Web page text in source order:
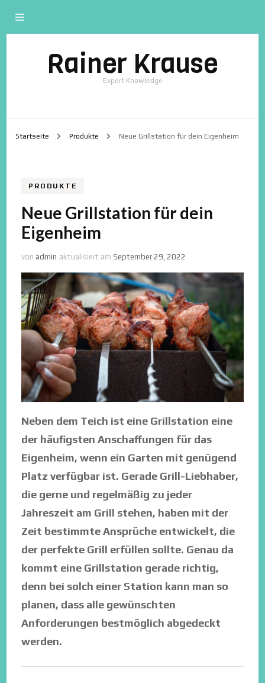
Rainer Krause
Expert Knowledge
Startseite Produkte Neue Grillstation für dein Eigenheim
PRODUKTE
Neue Grillstation für dein
Eigenheim
von admin aktualisiert amSeptember 29, 2022
Neben dem Teich ist eine Grillstation eine
der häufigsten Anschaffungen für das
Eigenheim, wenn ein Garten mit genügend
Platz verfügbar ist. Gerade Grill-Liebhaber,
die gerne und regelmäßig zu jeder
Jahreszeit am Grill stehen, haben mit der
Zeit bestimmte Ansprüche entwickelt, die
der perfekte Grill erfüllen sollte. Genau da
kommt eine Grillstation gerade richtig,
denn bei solch einer Station kann man so
planen, dass alle gewünschten
Anforderungen bestmöglich abgedeckt
werden.